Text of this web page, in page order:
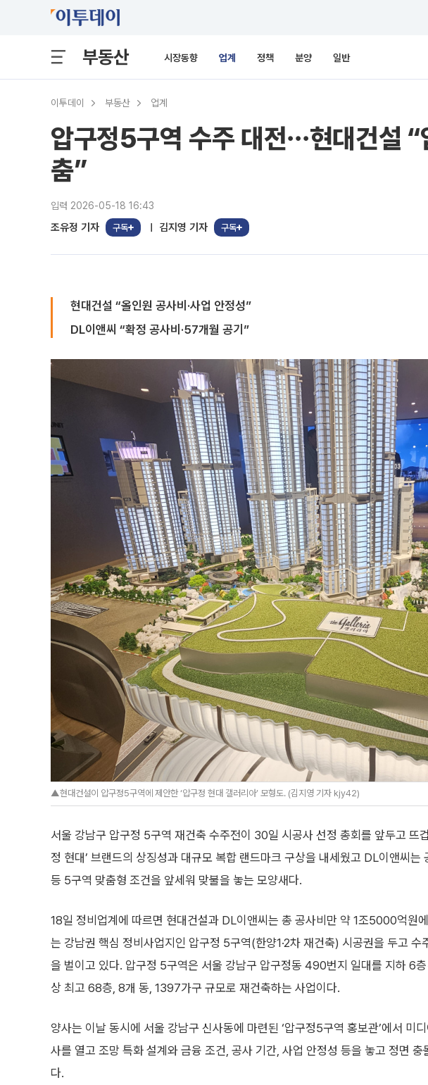
부동산 시장동향 업계 정책 분양 일반
이투데이 부동산 업계
압구정5구역 수주 대전⋯현대건설
춤”
입력 2026-05-18 16:43
조유정 기자 구독 김지영 기자 구독
현대건설 “올인원 공사비·사업 안정성”
DL이앤씨 “확정 공사비·57개월 공기”
▲현대건설이 압구정5구역에 제안한 ‘압구정 현대 갤러리아’ 모형도. (김지영 기자 kjy42)
서울 강남구 압구정 5구역 재건축 수주전이 30일 시공사 선정 총회를 앞두고 뜨
정 현대’ 브랜드의 상징성과 대규모 복합 랜드마크 구상을 내세웠고 DL이앤씨는
등 5구역 맞춤형 조건을 앞세워 맞불을 놓는 모양새다.
18일 정비업계에 따르면 현대건설과 DL이앤씨는 총 공사비만 약 1조5000억원
는 강남권 핵심 정비사업지인 압구정 5구역(한양1·2차 재건축) 시공권을 두고 수
을 벌이고 있다. 압구정 5구역은 서울 강남구 압구정동 490번지 일대를 지하 6층
상 최고 68층, 8개 동, 1397가구 규모로 재건축하는 사업이다.
양사는 이날 동시에 서울 강남구 신사동에 마련된 ‘압구정5구역 홍보관’에서 미
사를 열고 조망 특화 설계와 금융 조건, 공사 기간, 사업 안정성 등을 놓고 정면 충
다.